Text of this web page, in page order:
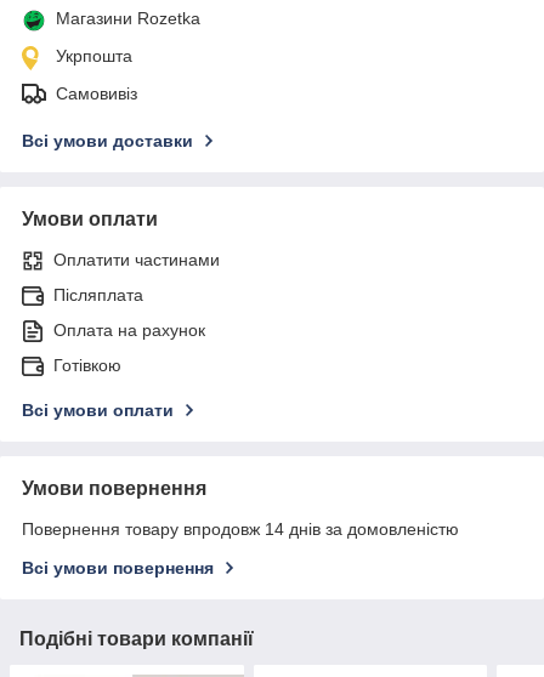
Магазини Rozetka
Укрпошта
Самовивіз
Всі умови доставки
Умови оплати
Оплатити частинами
Післяплата
Оплата на рахунок
Готівкою
Всі умови оплати
Умови повернення
Повернення товару впродовж 14 днів за домовленістю
Всі умови повернення
Подібні товари компанії